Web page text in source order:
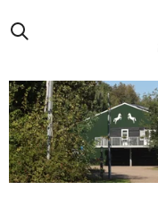
direct
de
hoofdinhoud